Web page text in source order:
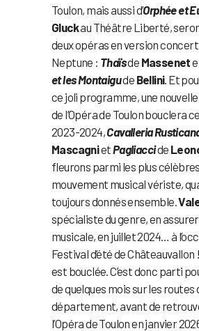
Toulon, mais aussi d’Orphée et
Gluckau Théâtre Liberté,
deux opéras en version
Neptune : Thaïsde Massenet
et les Montaigude Bellini. Et
ce joli programme, une
de l’Opéra de Toulon bouclera
2023-2024,Cavalleria
MascagnietPagliaccide
fleurons parmi les plus
mouvement musical vériste,
toujours donnés ensemble.
spécialiste du genre, en
musicale, en juillet 2024… à
Festival d’été de Châteauvallon
est bouclée. C’est donc parti
de quelques mois sur les routes
département, avant de
l’Opéra de Toulon en janvier